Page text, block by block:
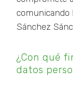
comunicando
Sánchez
¿Con qué
datos